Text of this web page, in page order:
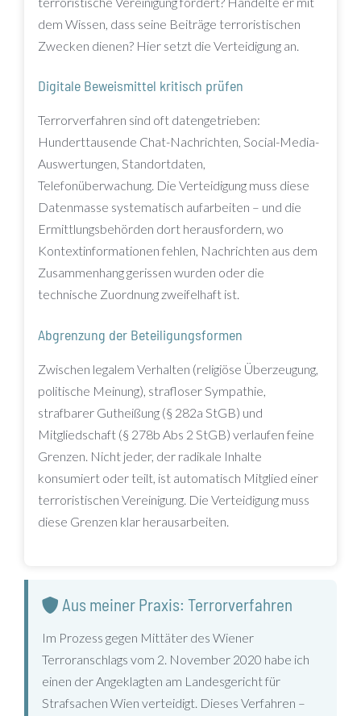
dem Wissen, dass seine Beiträge terroristischen
Zwecken dienen? Hier setzt die Verteidigung an.
Digitale Beweismittel kritisch prüfen
Terrorverfahren sind oft datengetrieben:
Hunderttausende Chat-Nachrichten, Social-Media-
Auswertungen, Standortdaten,
Telefonüberwachung. Die Verteidigung muss diese
Datenmasse systematisch aufarbeiten – und die
Ermittlungsbehörden dort herausfordern, wo
Kontextinformationen fehlen, Nachrichten aus dem
Zusammenhang gerissen wurden oder die
technische Zuordnung zweifelhaft ist.
Abgrenzung der Beteiligungsformen
Zwischen legalem Verhalten (religiöse Überzeugung,
politische Meinung), strafloser Sympathie,
strafbarer Gutheißung (§ 282a StGB) und
Mitgliedschaft (§ 278b Abs 2 StGB) verlaufen feine
Grenzen. Nicht jeder, der radikale Inhalte
konsumiert oder teilt, ist automatisch Mitglied einer
terroristischen Vereinigung. Die Verteidigung muss
diese Grenzen klar herausarbeiten.
Aus meiner Praxis: Terrorverfahren
Im Prozess gegen Mittäter des Wiener
Terroranschlags vom 2. November 2020 habe ich
einen der Angeklagten am Landesgericht für
Strafsachen Wien verteidigt. Dieses Verfahren –